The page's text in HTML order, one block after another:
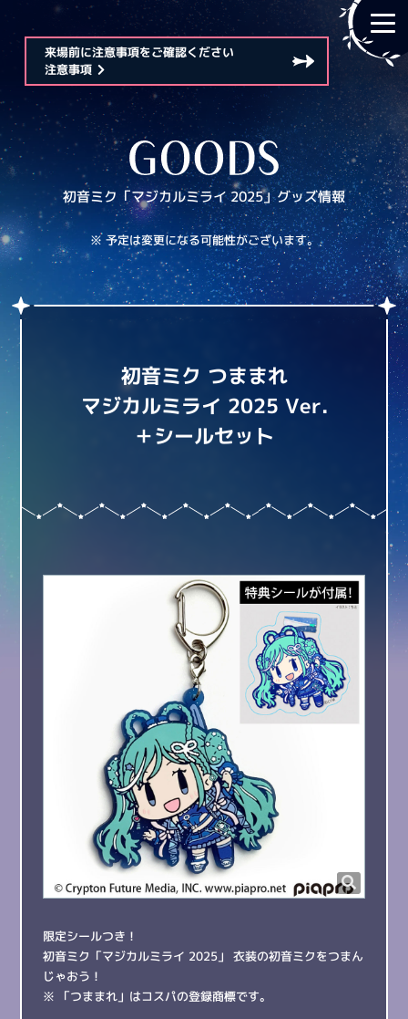
来場前に注意事項をご確認ください
注意事項
初音ミク「マジカルミライ 2025」グッズ情報
※ 予定は変更になる可能性がございます。
初音ミク つままれ
マジカルミライ 2025 Ver.
＋シールセット
限定シールつき！
初音ミク「マジカルミライ 2025」 衣装の初音ミクをつまん
じゃおう！
※ 「つままれ」はコスパの登録商標です。